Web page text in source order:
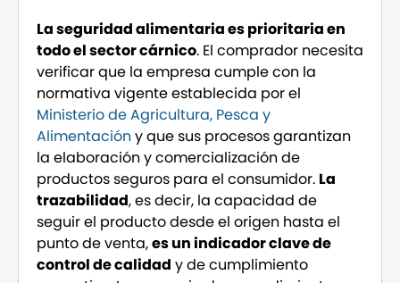
La seguridad alimentaria es prioritaria en
todo el sector cárnico. El comprador necesita
verificar que la empresa cumple con la
normativa vigente establecida por el
Ministerio de Agricultura, Pesca y
Alimentación y que sus procesos garantizan
la elaboración y comercialización de
productos seguros para el consumidor. La
trazabilidad, es decir, la capacidad de
seguir el producto desde el origen hasta el
punto de venta,es un indicador clave de
control de calidad y de cumplimiento